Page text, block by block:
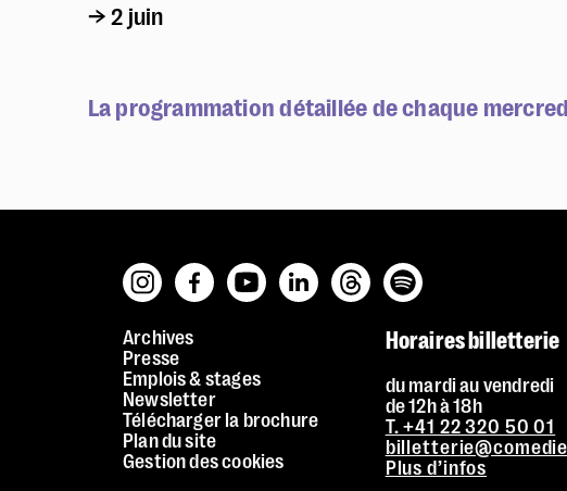
Facile à lire et à comprendre (FALC)
→ 2 juin
La programmation détaillée de chaque
Archives
Presse
Emplois & stages
Newsletter
Télécharger la brochure
Plan du site
Gestion des cookies
Horaires billetterie
du mardi au vendredi
de 12h à 18h
T. +41 22 320 50 01
Plus d’infos